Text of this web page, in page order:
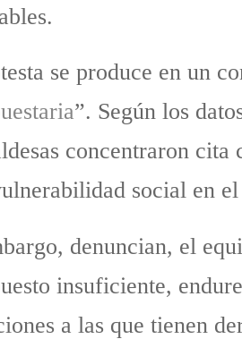
se produce en un
”. Según los
concentraron
social en
denuncian, el
insuficiente,
a las que tienen